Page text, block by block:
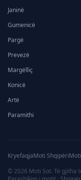
Janinë
Gumenicë
Pargë
Prevezë
Margëlliç
Konicë
Artë
Paramithi
KryefaqjaMoti Shqipëri
© 2026 Moti Sot. Të gjitha